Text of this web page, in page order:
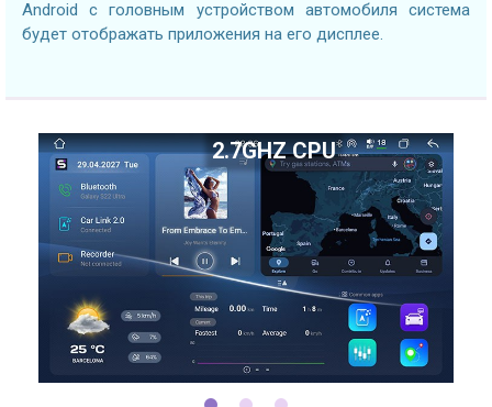
Android с головным устройством автомобиля система
будет отображать приложения на его дисплее.
2.7GHZ CPU